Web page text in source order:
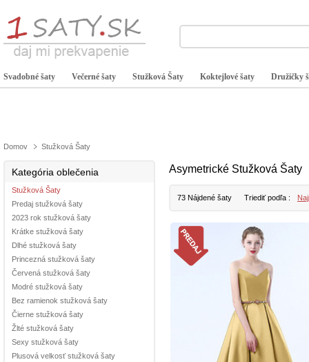
Svadobné šaty Večerné šaty Stužková Šaty Koktejlové šaty Družičky
Domov Stužková Šaty
Kategória oblečenia
Stužková Šaty
Predaj stužková šaty
2023 rok stužková šaty
Krátke stužková šaty
Dlhé stužková šaty
Princezná stužková šaty
Červená stužková šaty
Modré stužková šaty
Bez ramienok stužková šaty
Čierne stužková šaty
Žlté stužková šaty
Sexy stužková šaty
Plusová velkosť stužková šaty
Asymetrické Stužková Šaty
73 Nájdené šaty Triediť podľa :